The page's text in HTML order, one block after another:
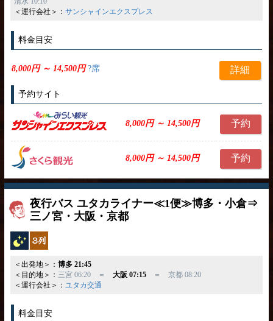
＜運行会社＞： サンシャインエクスプレス
料金目安
8,000円 ～ 14,500円?席 詳細
予約サイト
8,000円 ～ 14,500円 予約
8,000円 ～ 14,500円 予約
夜行バス ユタカライナー≪1便≫博多・小倉⇒
三ノ宮・大阪・京都
夜行バス
＜出発地＞： 博多 21:45
＜目的地＞： 三宮 06:20 ＝ 大阪 07:15＝ 京都 08:20
＜運行会社＞： ユタカ交通
料金目安